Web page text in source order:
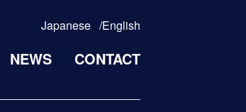
English
Japanese
NEWS CONTACT